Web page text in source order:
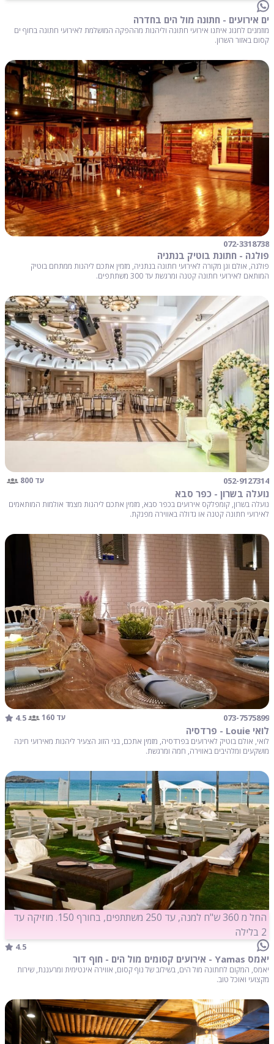
ים אירועים - חתונה מול הים בחדרה
מוזמנים לחגוג איתנו אירועי חתונה וליהנות מההפקה המושלמת לאירועי חתונה בחוף ים
קסום באזור השרון.
072-3318738
פולגה - חתונת בוטיק בנתניה
פולגה, אולם וגן מקורה לאירועי חתונה בנתניה, מזמין אתכם ליהנות ממתחם בוטיק
המותאם לאירועי חתונה קטנה ומרגשת עד 300 משתתפים.
052-9127314 עד 800
נועלה בשרון - כפר סבא
נועלה בשרון, קומפלקס אירועים בכפר סבא, מזמין אתכם ליהנות מצמד אולמות המותאמים
לאירועי חתונה קטנה או גדולה באווירה מפנקת.
073-7575899 עד 160 4.5
לואי Louie - פרדסיה
לואי, אולם בוטיק לאירועים בפרדסיה, מזמין אתכם, בני הזוג הצעיר ליהנות מאירועי חינה
מושקעים ומלהיבים באווירה, חמה ומרגשת.
החל מ 360 ש"ח למנה, עד 250 משתתפים, בחורף 150. מוזיקה עד
2 בלילה
4.5
יאמס Yamas - אירועים קסומים מול הים - חוף דור
יאמס, המקום לחתונה מול הים, בשילוב של נוף קסום, אווירה אינטימית ומרעננת, שירות
מקצועי ואוכל טוב.